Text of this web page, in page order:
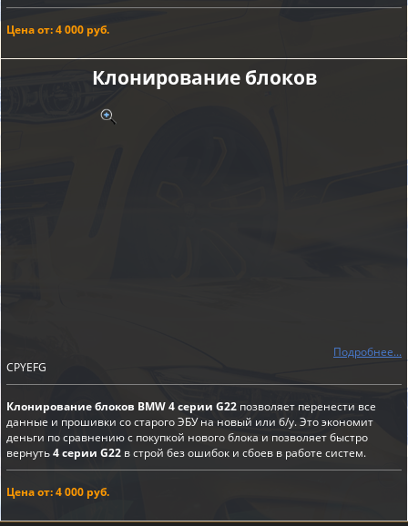
Цена от: 4 000 руб.
Клонирование блоков
Подробнее...
CPYEFG
Клонирование блоков BMW 4 серии G22 позволяет перенести все
данные и прошивки со старого ЭБУ на новый или б/у. Это экономит
деньги по сравнению с покупкой нового блока и позволяет быстро
вернуть4 серии G22 в строй без ошибок и сбоев в работе систем.
Цена от: 4 000 руб.